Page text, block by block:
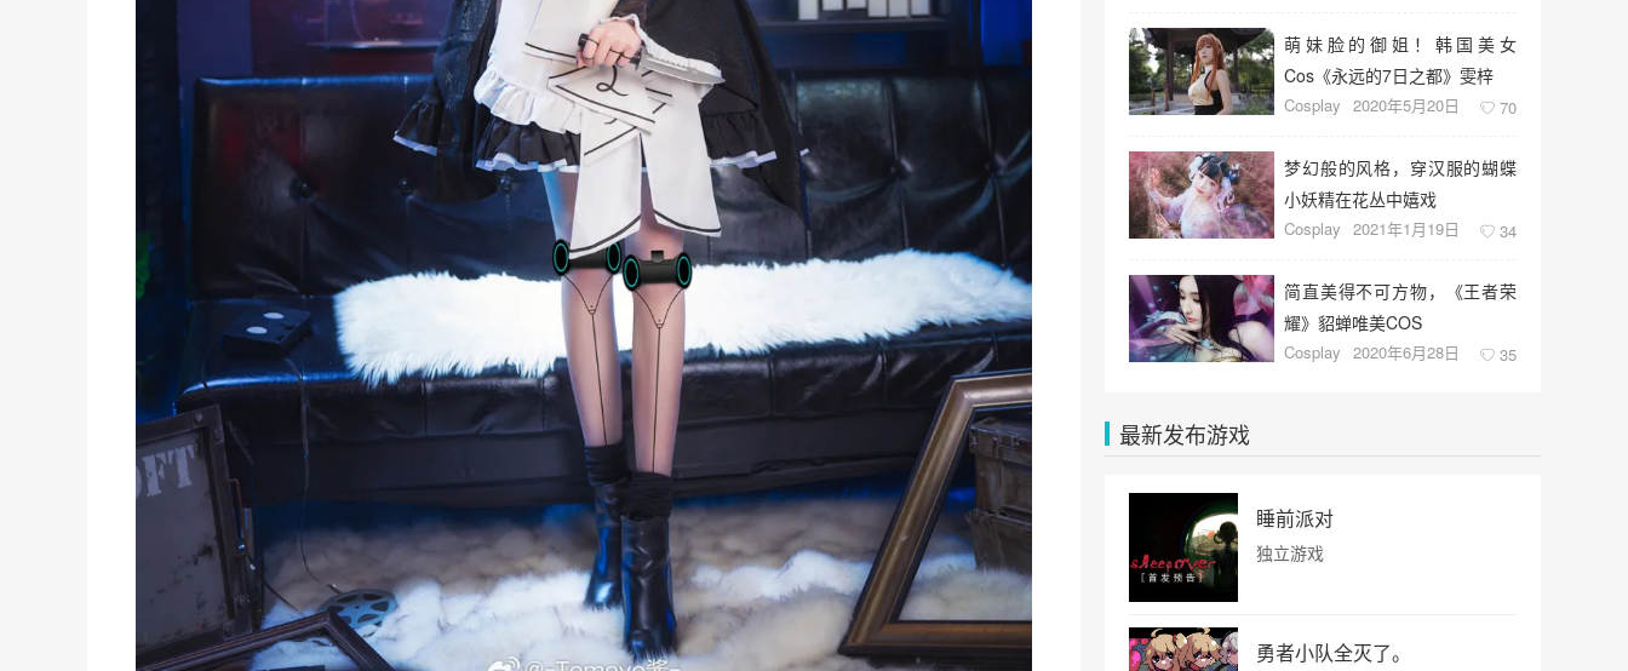
萌妹脸的御姐！韩国美女
Cos《永远的7日之都》雯梓
Cosplay 2020年5月20日 70
梦幻般的风格，穿汉服的蝴蝶
小妖精在花丛中嬉戏
Cosplay 2021年1月19日 34
简直美得不可方物，《王者荣
耀》貂蝉唯美COS
Cosplay 2020年6月28日 35
最新发布游戏
睡前派对
独立游戏
勇者小队全灭了。